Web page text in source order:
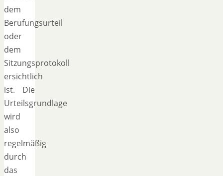
dem
Berufungsurteil
oder
dem
Sitzungsprotokoll
ersichtlich
ist. Die
Urteilsgrundlage
wird
also
regelmäßig
durch
das